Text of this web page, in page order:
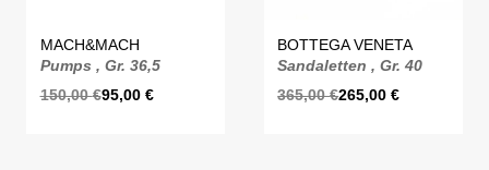
MACH&MACH
Pumps , Gr. 36,5
150,00€95,00 €
BOTTEGA VENETA
Sandaletten , Gr. 40
365,00€265,00€